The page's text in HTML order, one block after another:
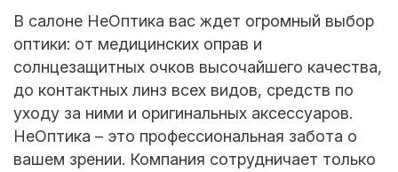
В салоне НеОптика вас ждет огромный выбор
оптики: от медицинских оправ и
солнцезащитных очков высочайшего качества,
до контактных линз всех видов, средств по
уходу за ними и оригинальных аксессуаров.
НеОптика – это профессиональная забота о
вашем зрении. Компания сотрудничает только